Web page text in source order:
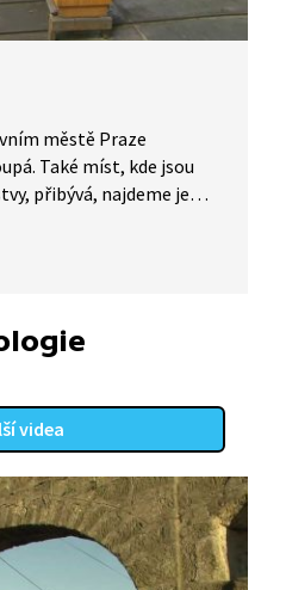
městě Praze
Také míst, kde jsou
přibývá, najdeme je
je pro včely medonosné
plochy se zde neošetřují
Včelařům ale nenahrává
videa